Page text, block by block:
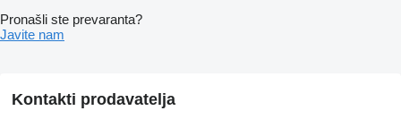
Pronašli ste prevaranta?
Javite nam
Kontakti prodavatelja